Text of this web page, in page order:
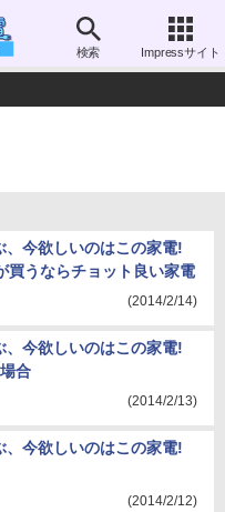
検索 Impressサイト
、今欲しいのはこの家電!
買うならチョット良い家電
(2014/2/14)
、今欲しいのはこの家電!
合
(2014/2/13)
、今欲しいのはこの家電!
(2014/2/12)